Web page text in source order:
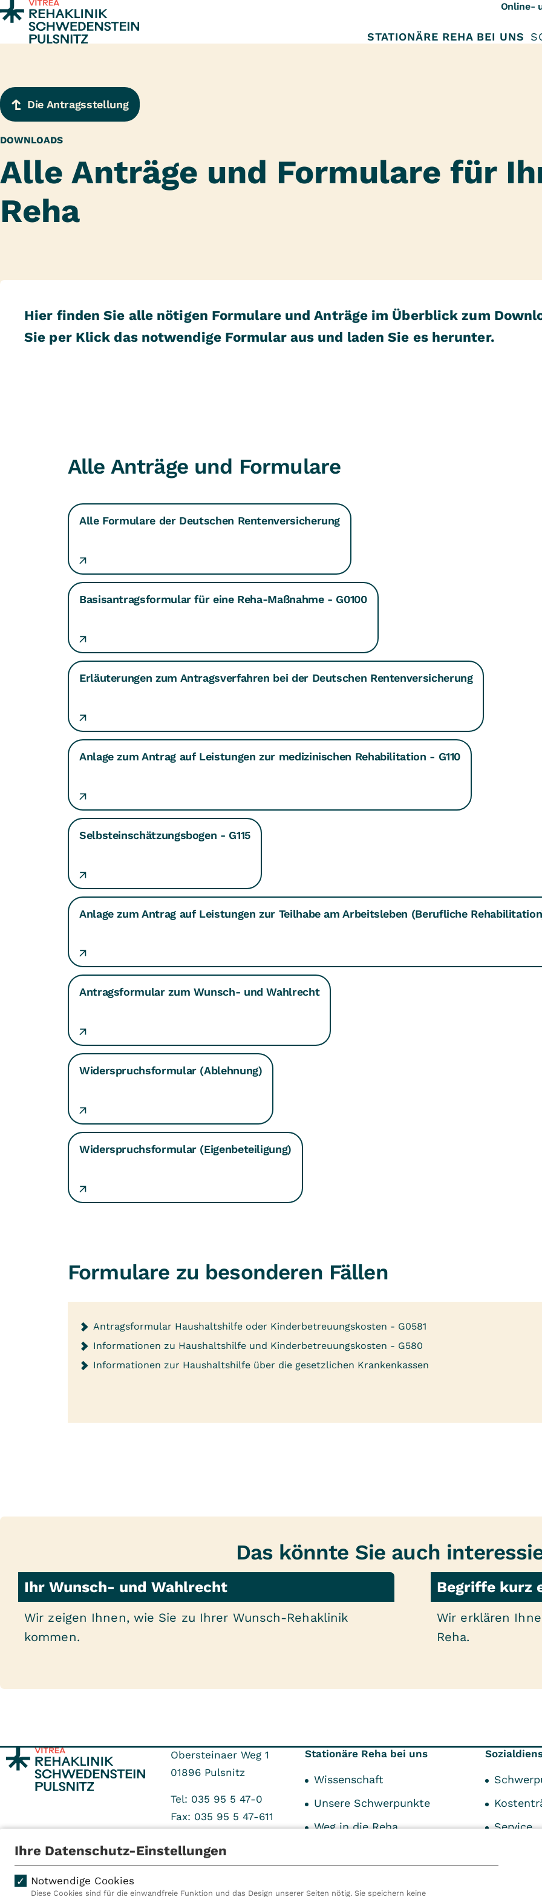
Zum Inhalt springen Online-
STATIONÄRE REHA BEI UNS
Die Antragsstellung
DOWNLOADS
Alle Anträge und Formulare für
Reha
Hier finden Sie alle nötigen Formulare und Anträge im Überblick zum
Sie per Klick das notwendige Formular aus und laden Sie es herunter.
Alle Anträge und Formulare
Alle Formulare der Deutschen Rentenversicherung
Basisantragsformular für eine Reha-Maßnahme - G0100
Erläuterungen zum Antragsverfahren bei der Deutschen Rentenversicherung
Anlage zum Antrag auf Leistungen zur medizinischen Rehabilitation - G110
Selbsteinschätzungsbogen - G115
Anlage zum Antrag auf Leistungen zur Teilhabe am Arbeitsleben (Berufliche
Antragsformular zum Wunsch- und Wahlrecht
Widerspruchsformular (Ablehnung)
Widerspruchsformular (Eigenbeteiligung)
Formulare zu besonderen Fällen
Antragsformular Haushaltshilfe oder Kinderbetreuungskosten - G0581
Informationen zu Haushaltshilfe und Kinderbetreuungskosten - G580
Informationen zur Haushaltshilfe über die gesetzlichen Krankenkassen
Das könnte Sie auch
Ihr Wunsch- und Wahlrecht
Wir zeigen Ihnen, wie Sie zu Ihrer Wunsch-Rehaklinik
kommen.
Begriffe kurz
Wir erklären
Reha.
Obersteinaer Weg 1
01896 Pulsnitz
Tel: 035 95 5 47-0
Fax: 035 95 5 47-611
Stationäre Reha bei uns
Wissenschaft
Unsere Schwerpunkte
Weg in die Reha
Service
Ihre Datenschutz-Einstellungen
Notwendige Cookies
Diese Cookies sind für die einwandfreie Funktion und das Design unserer Seiten nötig. Sie speichern keine